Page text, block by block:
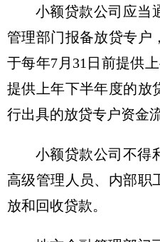
小额贷款公司应当
管理部门报备放贷专户
于每年7月31日前提供
提供上年下半年度的放
行出具的放贷专户资金
小额贷款公司不得
高级管理人员、内部职
放和回收贷款。